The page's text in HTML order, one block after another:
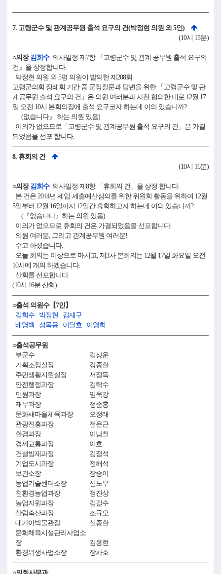
7. 고령군수 및 관계공무원 출석 요구의 건(박정현 의원 외 5인)
(10시 15분)
○의장김희수의사일정 제7항 『고령군수 및 관계 공무원 출석 요구의
건』을 상정합니다.
박정현 의원 외 5명 의원이 발의한 제208회
고령군의회 정례회 기간 중 군정질문과 답변을 위한 「고령군수 및 관
계공무원 출석 요구의 건」은 의원 여러분과 사전 협의한 대로 12월 17
일 오전 10시 본회의장에 출석 요구코자 하는데 이의 있습니까?
(없습니다』 하는 의원 있음)
이의가 없으므로「고령군수 및 관계공무원 출석 요구의 건」은 가결
되었음을 선포 합니다.
8. 휴회의 건
(10시 16분)
○의장김희수의사일정 제8항 「휴회의 건」을 상정 합니다.
본 건은 2014년 세입·세출예산심의를 위한 위원회 활동을 위하여 12월
5일부터 12월 16일까지 12일간 휴회하고자 하는데 이의 있습니까?
(『없습니다』하는 의원 있음)
이의가 없으므로 휴회의 건은 가결되었음을 선포합니다.
의원 여러분, 그리고 관계공무원 여러분!
수고 하셨습니다.
오늘 회의는 이상으로 마치고, 제3차 본회의는 12월 17일 화요일 오전
10시에 개의 하겠습니다.
산회를 선포합니다.
(10시 16분 산회)
○출석 의원수【7인】
김희수
박정현
김재구
배영백
성목용 이달호 이영희
○출석공무원
부군수
김상운
기획조정실장
강종환
주민생활지원실장
서정득
안전행정과장
김탁수
민원과장
임욱강
재무과장
정준홍
문화새마을체육과장
오정래
관광진흥과장
전은근
환경과장
이남철
경제교통과장
이호
건설방재과장
김정석
기업도시과장
전해석
보건소장
장승이
농업기술센터소장
신노우
친환경농업과장
정진상
농업지원과장
김길수
산림축산과장
조규오
대가야박물관장
신종환
문화체육시설관리사업소
장
김용현
환경위생사업소장
장차호